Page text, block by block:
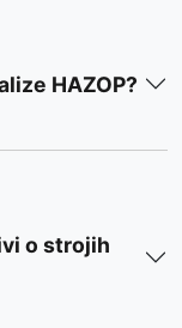
HAZOP?
o strojih